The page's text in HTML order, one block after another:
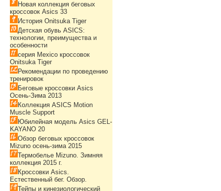
Новая коллекция беговых
кроссовок Asics 33
История Onitsuka Tiger
Детская обувь ASICS:
технологии, преимущества и
особенности
серия Mexico кроссовок
Onitsuka Tiger
Рекомендации по проведению
тренировок
Беговые кроссовки Asics
Осень-Зима 2013
Коллекция ASICS Motion
Muscle Support
Юбилейная модель Asics GEL-
KAYANO 20
Обзор беговых кроссовок
Mizuno осень-зима 2015
Термобелье Mizuno. Зимняя
коллекция 2015 г.
Кроссовки Asics.
Естественный бег. Обзор.
Тейпы и кинезиологический